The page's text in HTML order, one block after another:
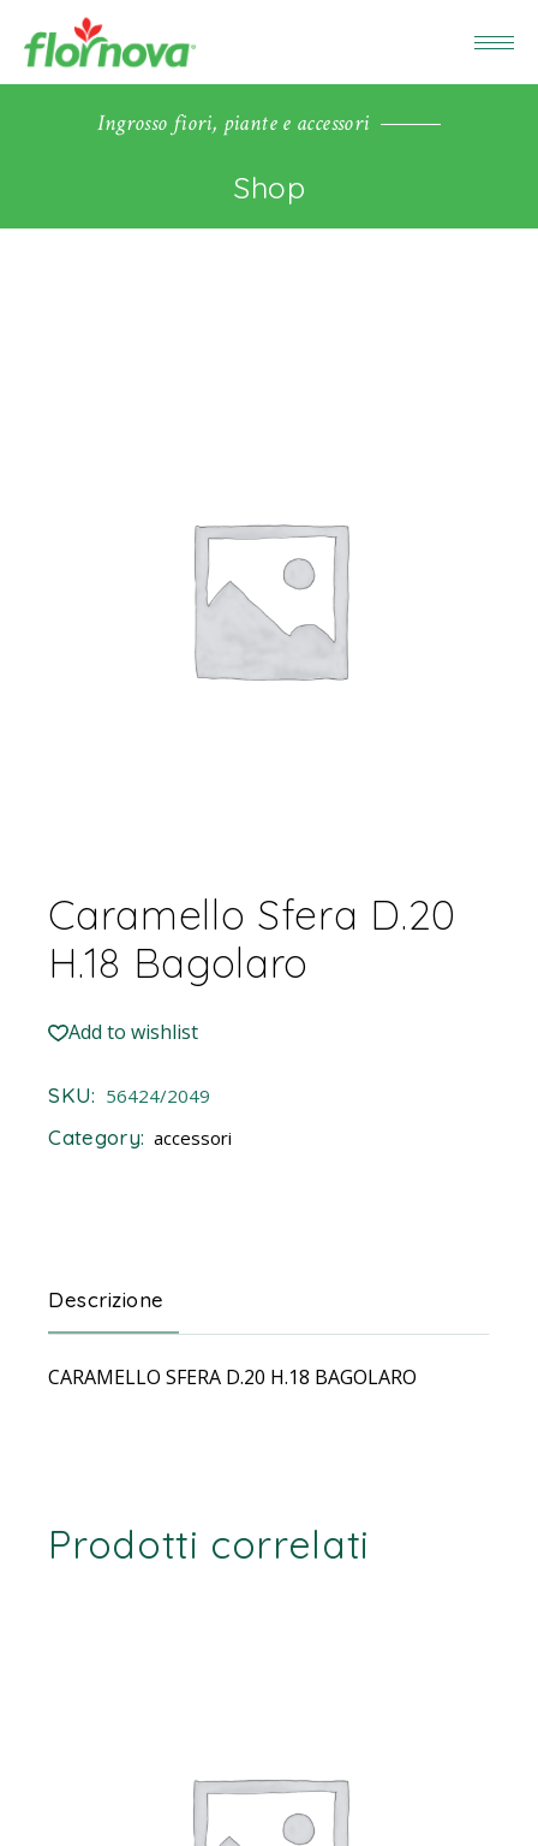
Ingrosso fiori, piante e accessori
Shop
Caramello Sfera D.20
H.18 Bagolaro
Add to wishlist
SKU: 56424/2049
Category: accessori
Descrizione
CARAMELLO SFERA D.20 H.18 BAGOLARO
Prodotti correlati